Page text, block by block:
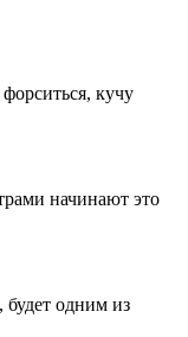
кучу
начинают это
будет одним из